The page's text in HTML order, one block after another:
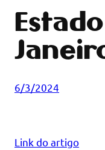
6/3/2024
Link do artigo